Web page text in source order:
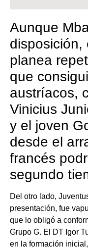
Aunque
disposición,
planea
que
austríacos,
Vinicius
y el joven
desde el
francés
segundo
Del otro lado,
presentación, fue
que lo obligó a
Grupo G. El DT Igor
en la formación